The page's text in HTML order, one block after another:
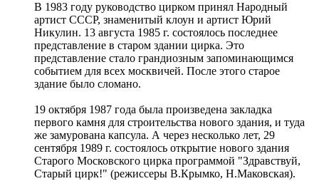
В 1983 году руководство цирком принял Народный
артист СССР, знаменитый клоун и артист Юрий
Никулин. 13 августа 1985 г. состоялось последнее
представление в старом здании цирка. Это
представление стало грандиозным запоминающимся
событием для всех москвичей. После этого старое
здание было сломано.
19 октября 1987 года была произведена закладка
первого камня для строительства нового здания, и туда
же замурована капсула. А через несколько лет, 29
сентября 1989 г. состоялось открытие нового здания
Старого Московского цирка программой "Здравствуй,
Старый цирк!" (режиссеры В.Крымко, Н.Маковская).